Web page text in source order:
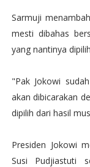
Sarmuji
mesti dibahas
yang nantinya
"Pak Jokowi
akan dibicarakan
dipilih dari hasil
Presiden Jokowi
Susi Pudjiastuti